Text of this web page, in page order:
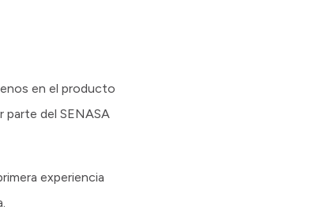
en el producto
parte del SENASA
experiencia